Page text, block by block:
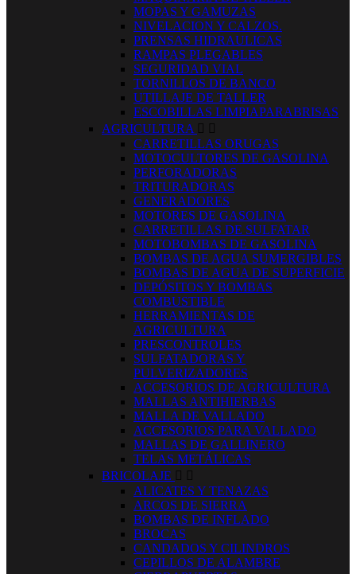
MOPAS Y GAMUZAS
NIVELACION Y CALZOS.
PRENSAS HIDRAULICAS
RAMPAS PLEGABLES
SEGURIDAD VIAL
TORNILLOS DE BANCO
UTILLAJE DE TALLER
ESCOBILLAS LIMPIAPARABRISAS
AGRICULTURA  
CARRETILLAS ORUGAS
MOTOCULTORES DE GASOLINA
PERFORADORAS
TRITURADORAS
GENERADORES
MOTORES DE GASOLINA
CARRETILLAS DE SULFATAR
MOTOBOMBAS DE GASOLINA
BOMBAS DE AGUA SUMERGIBLES
BOMBAS DE AGUA DE SUPERFICIE
DEPÓSITOS Y BOMBAS
COMBUSTIBLE
HERRAMIENTAS DE
AGRICULTURA
PRESCONTROLES
SULFATADORAS Y
PULVERIZADORES
ACCESORIOS DE AGRICULTURA
MALLAS ANTIHIERBAS
MALLA DE VALLADO
ACCESORIOS PARA VALLADO
MALLAS DE GALLINERO
TELAS METÁLICAS
BRICOLAJE  
ALICATES Y TENAZAS
ARCOS DE SIERRA
BOMBAS DE INFLADO
BROCAS
CANDADOS Y CILINDROS
CEPILLOS DE ALAMBRE